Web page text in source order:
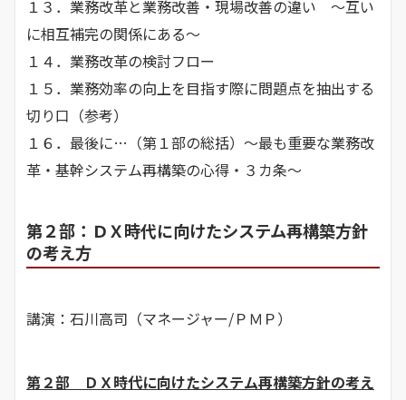
１３．業務改革と業務改善・現場改善の違い ～互い
に相互補完の関係にある～
１４．業務改革の検討フロー
１５．業務効率の向上を目指す際に問題点を抽出する
切り口（参考）
１６．最後に…（第１部の総括）～最も重要な業務改
革・基幹システム再構築の心得・３カ条～
第２部：ＤＸ時代に向けたシステム再構築方針
の考え方
講演：石川高司（マネージャー/ＰＭＰ）
第２部 ＤＸ時代に向けたシステム再構築方針の考え